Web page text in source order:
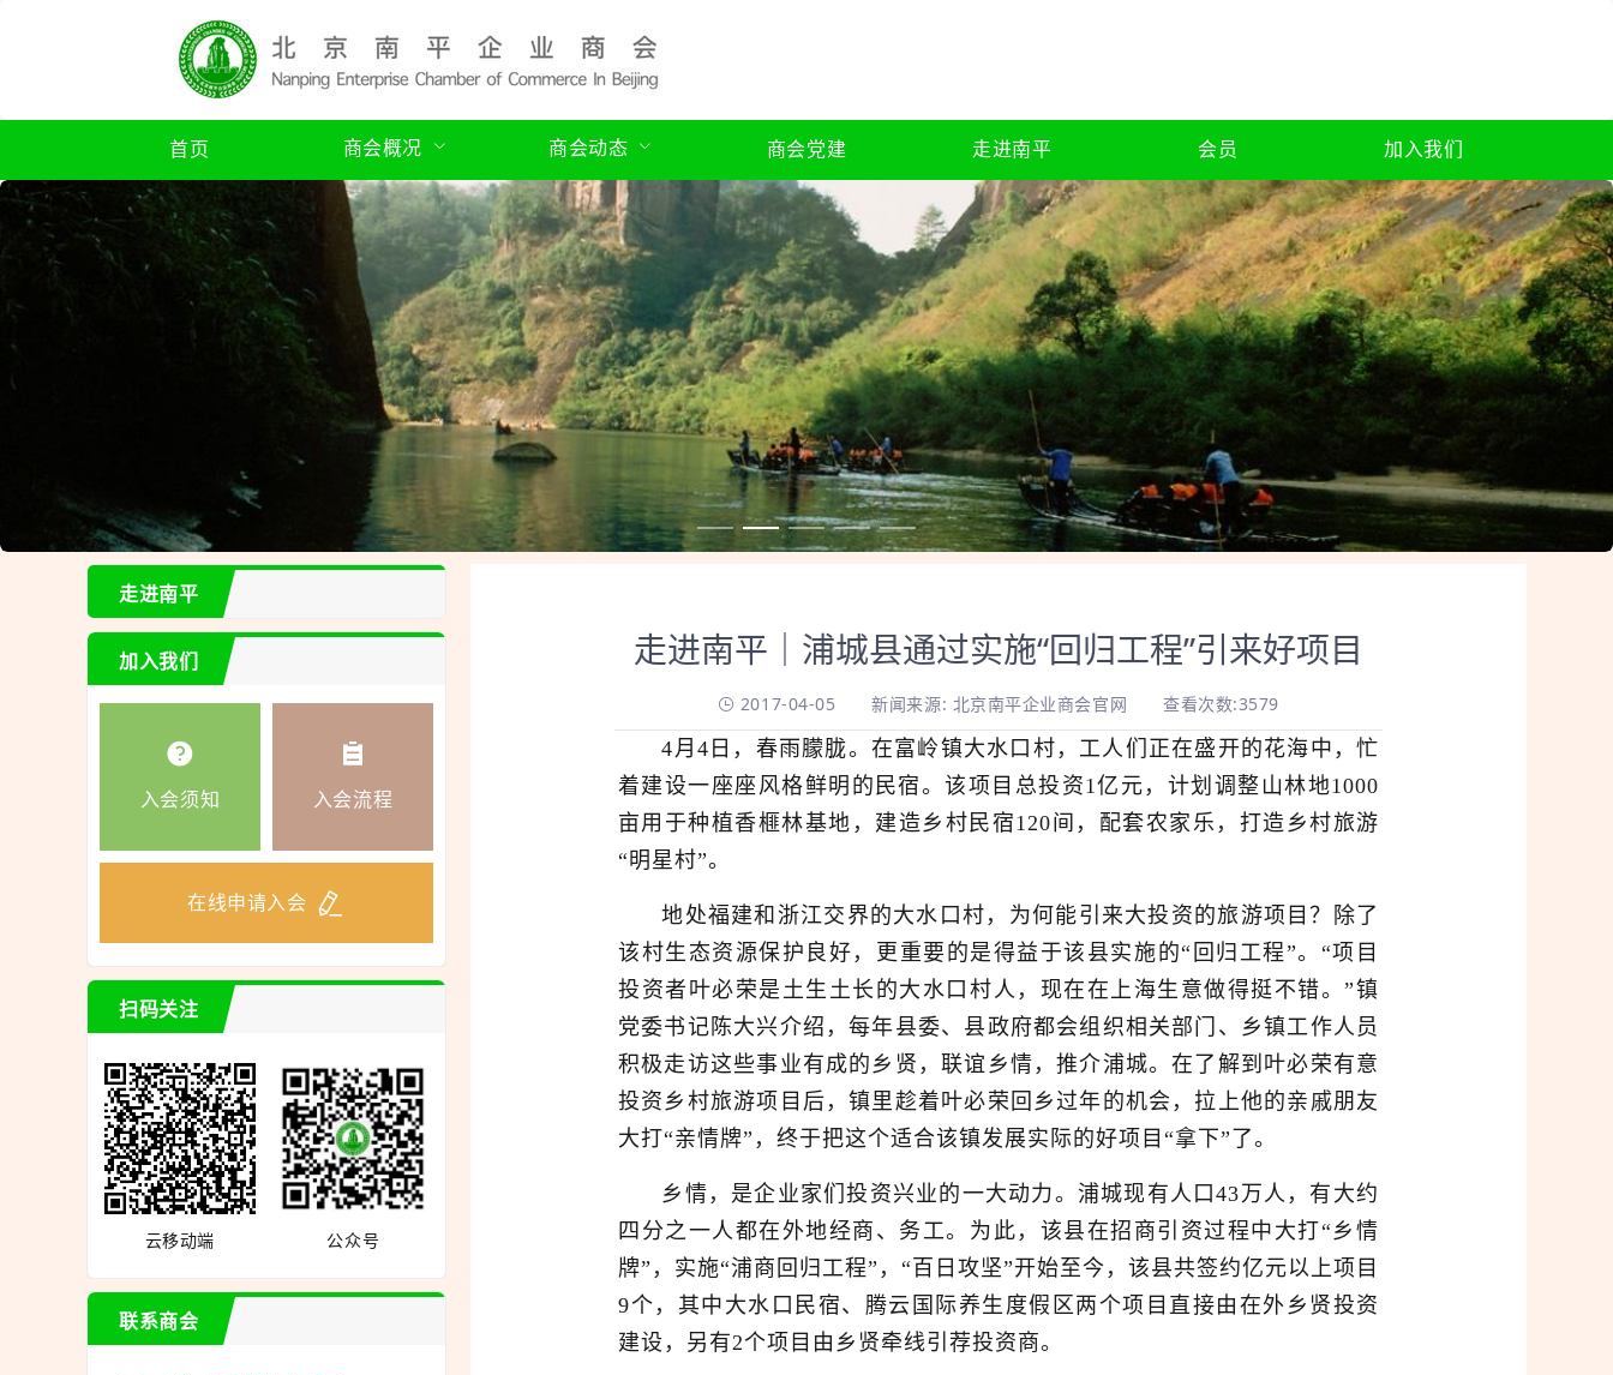
首页 商会概况 商会动态 商会党建 走进南平 会员 加入我们
走进南平
加入我们
入会须知 入会流程
在线申请入会
扫码关注
云移动端 公众号
联系商会
走进南平｜浦城县通过实施“回归工程”引来好项目
2017-04-05 新闻来源: 北京南平企业商会官网 查看次数:3579
4月4日，春雨朦胧。在富岭镇大水口村，工人们正在盛开的花海中，忙
着建设一座座风格鲜明的民宿。该项目总投资1亿元，计划调整山林地1000
亩用于种植香榧林基地，建造乡村民宿120间，配套农家乐，打造乡村旅游
“明星村”。
地处福建和浙江交界的大水口村，为何能引来大投资的旅游项目？除了
该村生态资源保护良好，更重要的是得益于该县实施的“回归工程”。“项目
投资者叶必荣是土生土长的大水口村人，现在在上海生意做得挺不错。”镇
党委书记陈大兴介绍，每年县委、县政府都会组织相关部门、乡镇工作人员
积极走访这些事业有成的乡贤，联谊乡情，推介浦城。在了解到叶必荣有意
投资乡村旅游项目后，镇里趁着叶必荣回乡过年的机会，拉上他的亲戚朋友
大打“亲情牌”，终于把这个适合该镇发展实际的好项目“拿下”了。
乡情，是企业家们投资兴业的一大动力。浦城现有人口43万人，有大约
四分之一人都在外地经商、务工。为此，该县在招商引资过程中大打“乡情
牌”，实施“浦商回归工程”，“百日攻坚”开始至今，该县共签约亿元以上项目
9个，其中大水口民宿、腾云国际养生度假区两个项目直接由在外乡贤投资
建设，另有2个项目由乡贤牵线引荐投资商。